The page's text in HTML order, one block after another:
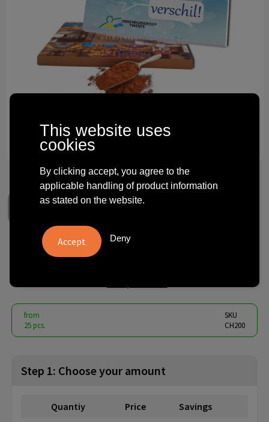
Technology and electronics
Theme gifts
Other
Chocolade 200 gram
€ 5.89
from
25 pcs.
SKU
CH200
Step 1: Choose your amount
Quantiy Price
Savings
This website uses
cookies
By clicking accept, you agree to the
applicable handling of product information
as stated on the website.
Deny